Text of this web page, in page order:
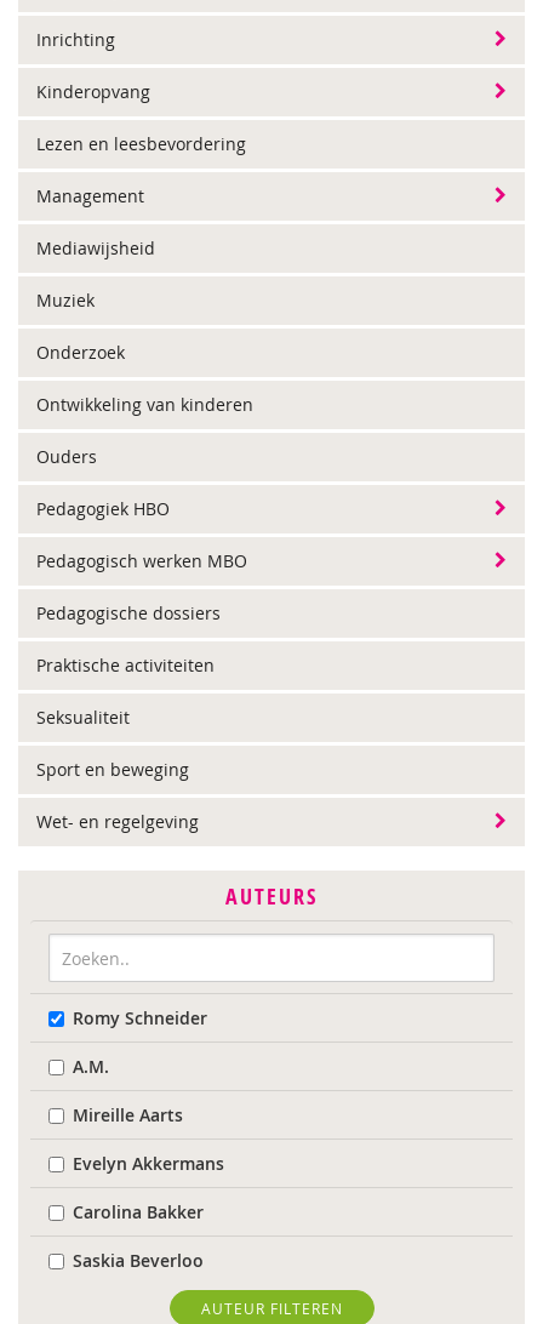
Inrichting
Kinderopvang
Lezen en leesbevordering
Management
Mediawijsheid
Muziek
Onderzoek
Ontwikkeling van kinderen
Ouders
Pedagogiek HBO
Pedagogisch werken MBO
Pedagogische dossiers
Praktische activiteiten
Seksualiteit
Sport en beweging
Wet- en regelgeving
AUTEURS
Romy Schneider
A.M.
Mireille Aarts
Evelyn Akkermans
Carolina Bakker
Saskia Beverloo
Marieke BoelhouwerAUTEUR FILTEREN